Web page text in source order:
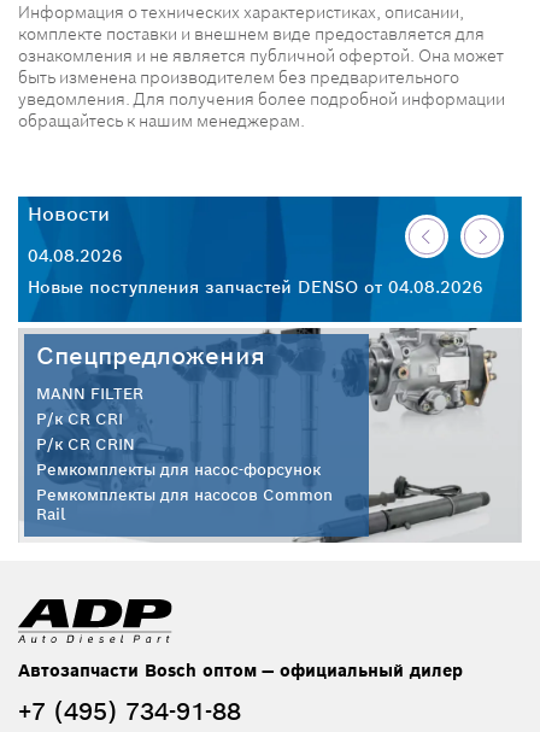
Информация о технических характеристиках, описании,
комплекте поставки и внешнем виде предоставляется для
ознакомления и не является публичной офертой. Она может
быть изменена производителем без предварительного
уведомления. Для получения более подробной информации
обращайтесь к нашим менеджерам.
Новости
04.08.2026
Новые поступления запчастей DENSO от 04.08.2026
Спецпредложения
MANN FILTER
Р/к CR CRI
Р/к CR CRIN
Ремкомплекты для насос-форсунок
Ремкомплекты для насосов Common
Rail
Автозапчасти Bosch оптом — официальный дилер
+7 (495) 734-91-88